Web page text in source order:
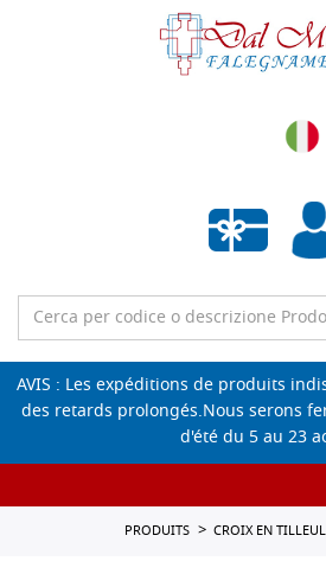
Liste de
AVIS : Les expéditions de produits
des retards prolongés.Nous serons
d'été du 5 au 23
PRODUITS CROIX EN TILLEUL